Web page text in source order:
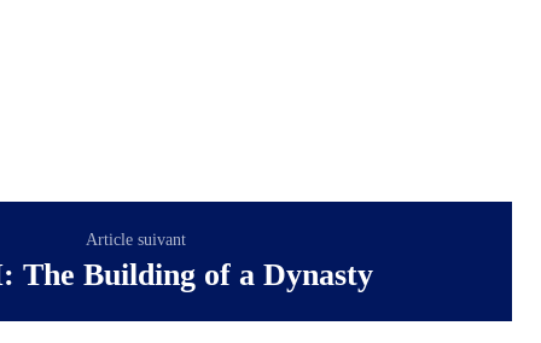
Article suivant
The Building of a Dynasty